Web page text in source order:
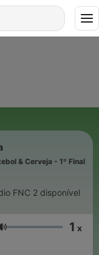
& Cerveja - 1º Final
FNC 2 disponível
Volumen 1 x